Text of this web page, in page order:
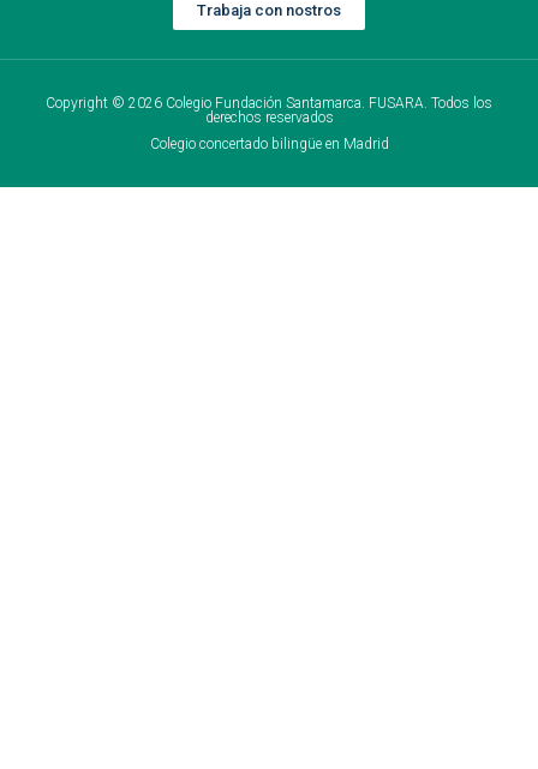
Trabaja con nostros
Copyright © 2026 Colegio Fundación Santamarca. FUSARA. Todos los
derechos reservados
Colegio concertado bilingüe en Madrid